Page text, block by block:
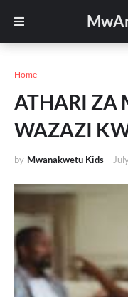
Home
ATHARI ZA
WAZAZI
by Mwanakwetu Kids -